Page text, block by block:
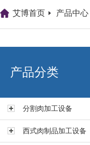
艾博肉类科技（浙江）有
艾博首页 产品中心
产品分类
分割肉加工设备
西式肉制品加工设备